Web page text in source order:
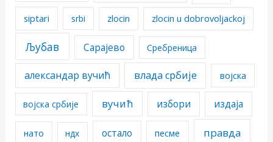
siptari srbi zlocin zlocin u dobrovoljackoj
Љубав Сарајево Сребреница
александар вучић влада србије војска
војска србије вучић избори издаја
нато ндх остало песме правда